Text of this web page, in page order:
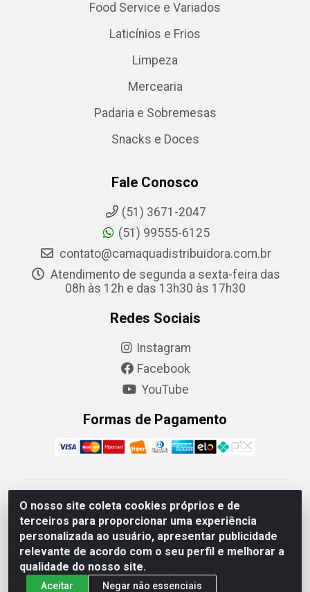
O nosso site coleta cookies próprios e de
terceiros para proporcionar uma experiência
personalizada ao usuário, apresentar publicidade
relevante de acordo com o seu perfil e melhorar a
qualidade do nosso site.
Aceitar Negar não essenciais
Food Service e Variados
Laticínios e Frios
Limpeza
Mercearia
Padaria e Sobremesas
Snacks e Doces
Fale Conosco
(51) 3671-2047
(51) 99555-6125
contato@camaquadistribuidora.com.br
Atendimento de segunda a sexta-feira das
08h às 12h e das 13h30 às 17h30
Redes Sociais
Instagram
Facebook
YouTube
Formas de Pagamento
Camaquã Distribuidora Ltda - Avenida Conego Luiz W
Hanquet, 1001 - Parque Residencial do Arroio Duro,
Camaquã/RS - CEP 96.789-102 - CNPJ
07.061.124/0001-26